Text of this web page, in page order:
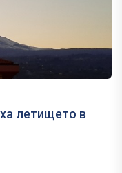
летището в